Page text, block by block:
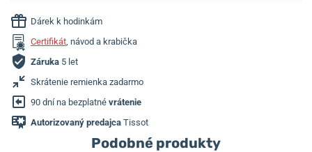
Dárek k hodinkám
Certifikát, návod a krabička
Záruka 5 let
Skrátenie remienka zadarmo
90 dní na bezplatné vrátenie
Autorizovaný predajca Tissot
Podobné produkty